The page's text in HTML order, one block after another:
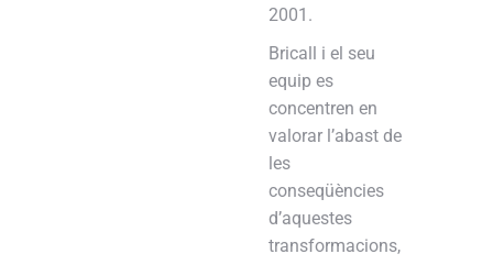
2001.
Bricall i el seu
equip es
concentren en
valorar l’abast de
les
conseqüències
d’aquestes
transformacions,